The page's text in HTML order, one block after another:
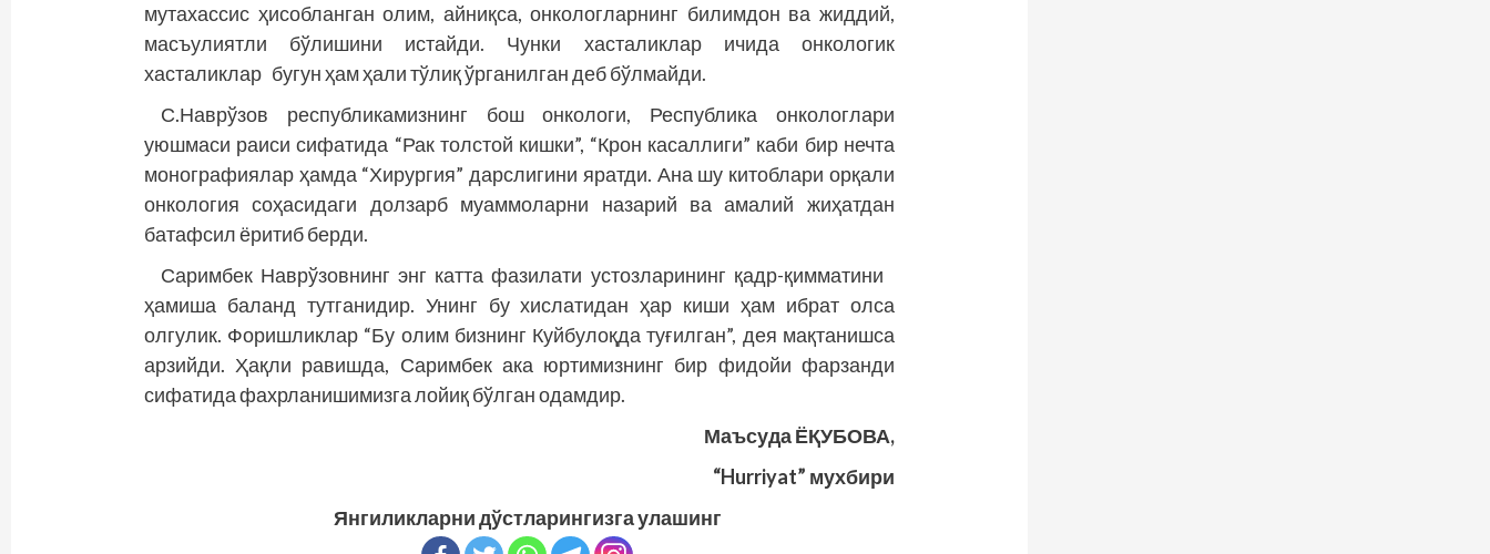
мутахассис ҳисобланган олим, айниқса, онкологларнинг билимдон ва жиддий,
масъулиятли бўлишини истайди. Чунки хасталиклар ичида онкологик
хасталиклар бугун ҳам ҳали тўлиқ ўрганилган деб бўлмайди.
С.Наврўзов республикамизнинг бош онкологи, Республика онкологлари
уюшмаси раиси сифатида “Рак толстой кишки”, “Крон касаллиги” каби бир нечта
монографиялар ҳамда “Хирургия” дарслигини яратди. Ана шу китоблари орқали
онкология соҳасидаги долзарб муаммоларни назарий ва амалий жиҳатдан
батафсил ёритиб берди.
Саримбек Наврўзовнинг энг катта фазилати устозларининг қадр-қимматини
ҳамиша баланд тутганидир. Унинг бу хислатидан ҳар киши ҳам ибрат олса
олгулик. Форишликлар “Бу олим бизнинг Куйбулоқда туғилган”, дея мақтанишса
арзийди. Ҳақли равишда, Саримбек ака юртимизнинг бир фидойи фарзанди
сифатида фахрланишимизга лойиқ бўлган одамдир.
Маъсуда ЁҚУБОВА,
“Hurriyat” мухбири
Янгиликларни дўстларингизга улашинг